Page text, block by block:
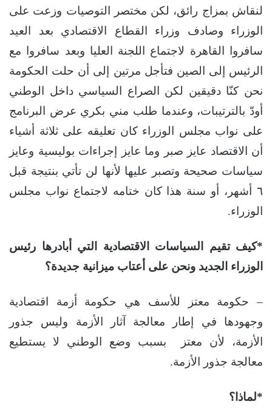
لنقاش بمزاج رائق، لكن مختصر التوصيات وزعت على
الوزراء وصادف وزراء القطاع الاقتصادي بعد العيد
سافروا القاهرة لاجتماع اللجنة العليا وبعد سافروا مع
الرئيس إلى الصين فتأجل مرتين إلى أن حلت الحكومة
نحن كنّا دقيقين لكن الصراع السياسي داخل الوطني
أودّ بالترتيبات، وعندما طلب مني بكري عرض البرنامج
على نواب مجلس الوزراء كان تعليقه على ثلاثة أشياء
أن الاقتصاد عايز صبر وما عايز إجراءات بوليسية وعايز
سياسات صحيحة وتصبر عليها لأنها لن تأتي بنتيجة قبل
٦ أشهر، أو سنة هذا كان ختامه لاجتماع نواب مجلس
الوزراء.
*كيف تقيم السياسات الاقتصادية التي أبادرها رئيس
الوزراء الجديد ونحن على أعتاب ميزانية جديدة؟
– حكومة معتز للأسف هي حكومة أزمة اقتصادية
وجهودها في إطار معالجة آثار الأزمة وليس جذور
الأزمة، لأن معتز بسبب وضع الوطني لا يستطيع
معالجة جذور الأزمة.
*لماذا؟